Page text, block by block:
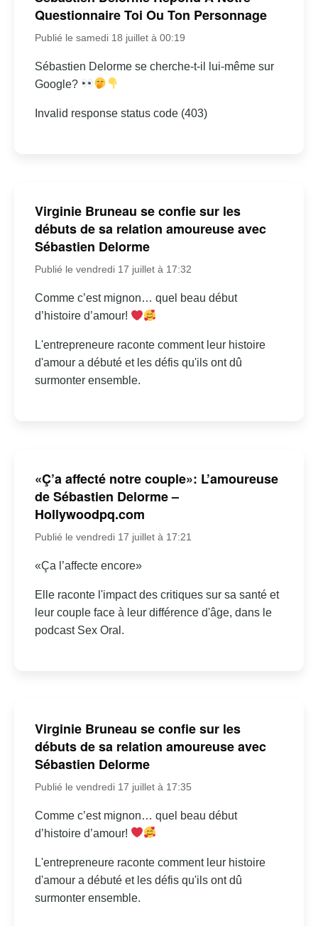
Questionnaire Toi Ou Ton Personnage
Publié le samedi 18 juillet à 00:19
Sébastien Delorme se cherche-t-il lui-même sur
Google?
Invalid response status code (403)
Virginie Bruneau se confie sur les
débuts de sa relation amoureuse avec
Sébastien Delorme
Publié le vendredi 17 juillet à 17:32
Comme c’est mignon… quel beau début
d’histoire d’amour!
L'entrepreneure raconte comment leur histoire
d'amour a débuté et les défis qu'ils ont dû
surmonter ensemble.
«Ç’a affecté notre couple»: L’amoureuse
de Sébastien Delorme –
Hollywoodpq.com
Publié le vendredi 17 juillet à 17:21
«Ça l’affecte encore»
Elle raconte l'impact des critiques sur sa santé et
leur couple face à leur différence d'âge, dans le
podcast Sex Oral.
Virginie Bruneau se confie sur les
débuts de sa relation amoureuse avec
Sébastien Delorme
Publié le vendredi 17 juillet à 17:35
Comme c’est mignon… quel beau début
d’histoire d’amour!
L'entrepreneure raconte comment leur histoire
d'amour a débuté et les défis qu'ils ont dû
surmonter ensemble.